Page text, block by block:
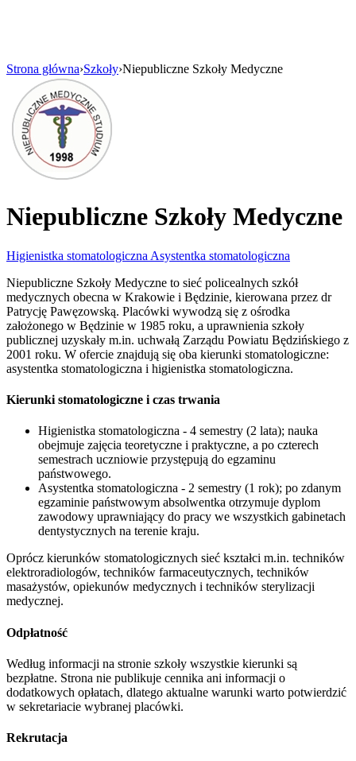
Strona główna›Szkoły›Niepubliczne Szkoły Medyczne
Niepubliczne Szkoły Medyczne
Higienistka stomatologiczna Asystentka stomatologiczna
Niepubliczne Szkoły Medyczne to sieć policealnych szkół
medycznych obecna w Krakowie i Będzinie, kierowana przez dr
Patrycję Pawęzowską. Placówki wywodzą się z ośrodka
założonego w Będzinie w 1985 roku, a uprawnienia szkoły
publicznej uzyskały m.in. uchwałą Zarządu Powiatu Będzińskiego z
2001 roku. W ofercie znajdują się oba kierunki stomatologiczne:
asystentka stomatologiczna i higienistka stomatologiczna.
Kierunki stomatologiczne i czas trwania
Higienistka stomatologiczna - 4 semestry (2 lata); nauka
obejmuje zajęcia teoretyczne i praktyczne, a po czterech
semestrach uczniowie przystępują do egzaminu
państwowego.
Asystentka stomatologiczna - 2 semestry (1 rok); po zdanym
egzaminie państwowym absolwentka otrzymuje dyplom
zawodowy uprawniający do pracy we wszystkich gabinetach
dentystycznych na terenie kraju.
Oprócz kierunków stomatologicznych sieć kształci m.in. techników
elektroradiologów, techników farmaceutycznych, techników
masażystów, opiekunów medycznych i techników sterylizacji
medycznej.
Odpłatność
Według informacji na stronie szkoły wszystkie kierunki są
bezpłatne. Strona nie publikuje cennika ani informacji o
dodatkowych opłatach, dlatego aktualne warunki warto potwierdzić
w sekretariacie wybranej placówki.
Rekrutacja